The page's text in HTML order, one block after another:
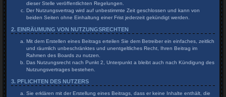
dieser Stelle veröffentlichten Regelungen.
Der Nutzungsvertrag wird auf unbestimmte Zeit geschlossen und kann von
beiden Seiten ohne Einhaltung einer Frist jederzeit gekündigt werden.
2. EINRÄUMUNG VON NUTZUNGSRECHTEN
Mit dem Erstellen eines Beitrags erteilen Sie dem Betreiber ein einfaches, zeitlich
und räumlich unbeschränktes und unentgeltliches Recht, Ihren Beitrag im
Rahmen des Boards zu nutzen.
Das Nutzungsrecht nach Punkt 2, Unterpunkt a bleibt auch nach Kündigung des
Nutzungsvertrages bestehen.
3. PFLICHTEN DES NUTZERS
Sie erklären mit der Erstellung eines Beitrags, dass er keine Inhalte enthält, die